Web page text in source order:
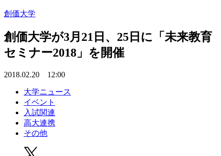
創価大学
創価大学が3月21日、25日に「未来教育
セミナー2018」を開催
2018.02.20 12:00
大学ニュース
イベント
入試関連
高大連携
その他